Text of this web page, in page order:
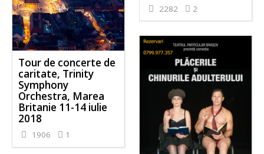
2282 2
Tour de concerte de
caritate, Trinity
Symphony
Orchestra, Marea
Britanie 11-14 iulie
2018
1906 1